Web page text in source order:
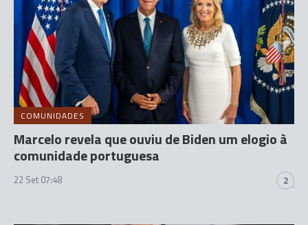
COMUNIDADES
Marcelo revela que ouviu de Biden um elogio à
comunidade portuguesa
22 Set 07:48 2